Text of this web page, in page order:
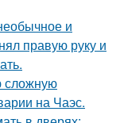
и
правую руку и
сложную
на Чаэс.